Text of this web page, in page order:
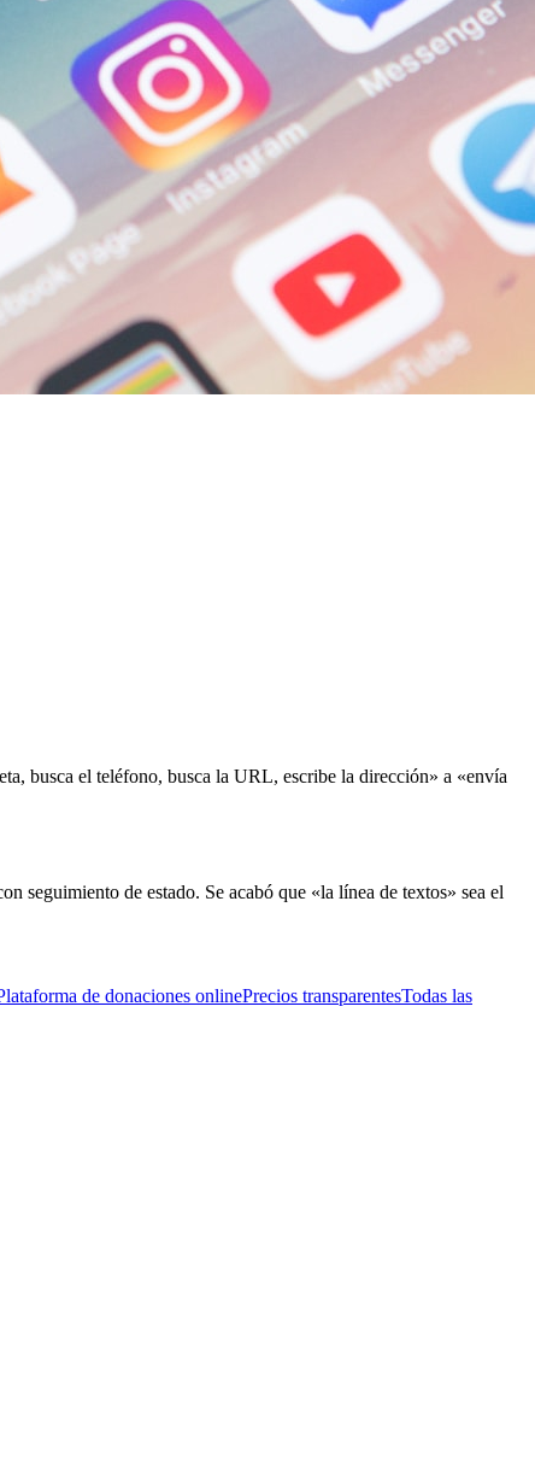
busca el teléfono, busca la URL, escribe la dirección» a «envía
seguimiento de estado. Se acabó que «la línea de textos» sea el
de donaciones onlinePrecios transparentesTodas las